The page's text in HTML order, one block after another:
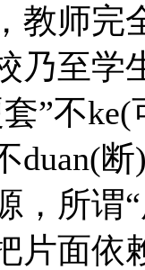
教师完
乃至学
”不
duan(
，所谓
片面依